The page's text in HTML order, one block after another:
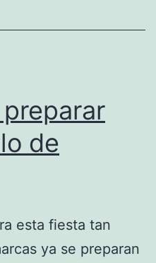
de
esta fiesta tan
ya se preparan